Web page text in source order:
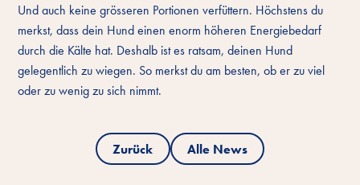
Und auch keine grösseren Portionen verfüttern. Höchstens du
merkst, dass dein Hund einen enorm höheren Energiebedarf
durch die Kälte hat. Deshalb ist es ratsam, deinen Hund
gelegentlich zu wiegen. So merkst du am besten, ob er zu viel
oder zu wenig zu sich nimmt.
Zurück Alle News